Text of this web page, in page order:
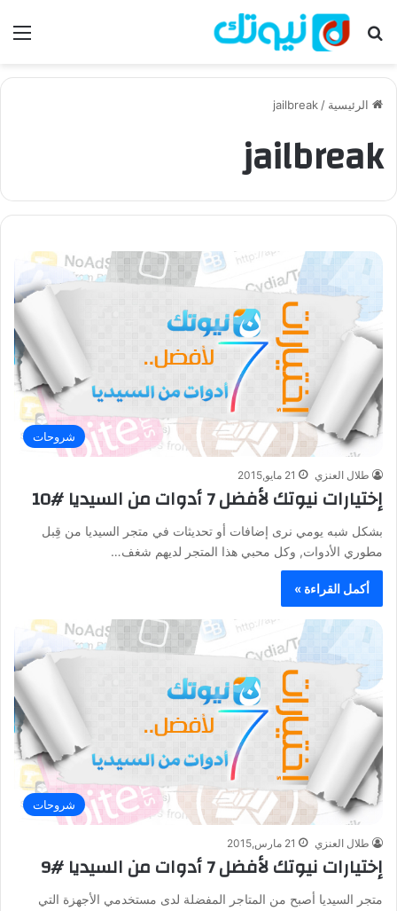
بحث عن
الرئيسية /
jailbreak
jailbreak
شروحات
طلال العنزي 21 مايو,2015
إختيارات نيوتك لأفضل 7 أدوات من السيديا #10
بشكل شبه يومي نرى إضافات أو تحديثات في متجر السيديا من قِبل
مطوري الأدوات, وكل محبي هذا المتجر لديهم شغف…
أكمل القراءة »
شروحات
طلال العنزي 21 مارس,2015
إختيارات نيوتك لأفضل 7 أدوات من السيديا #9
متجر السيديا أصبح من المتاجر المفضلة لدى مستخدمي الأجهزة التي